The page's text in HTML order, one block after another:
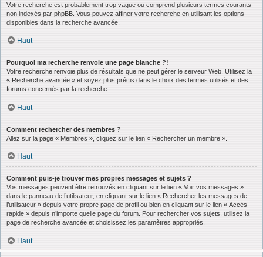
Votre recherche est probablement trop vague ou comprend plusieurs termes courants
non indexés par phpBB. Vous pouvez affiner votre recherche en utilisant les options
disponibles dans la recherche avancée.
Haut
Pourquoi ma recherche renvoie une page blanche ?!
Votre recherche renvoie plus de résultats que ne peut gérer le serveur Web. Utilisez la
« Recherche avancée » et soyez plus précis dans le choix des termes utilisés et des
forums concernés par la recherche.
Haut
Comment rechercher des membres ?
Allez sur la page « Membres », cliquez sur le lien « Rechercher un membre ».
Haut
Comment puis-je trouver mes propres messages et sujets ?
Vos messages peuvent être retrouvés en cliquant sur le lien « Voir vos messages »
dans le panneau de l’utilisateur, en cliquant sur le lien « Rechercher les messages de
l’utilisateur » depuis votre propre page de profil ou bien en cliquant sur le lien « Accès
rapide » depuis n’importe quelle page du forum. Pour rechercher vos sujets, utilisez la
page de recherche avancée et choisissez les paramètres appropriés.
Haut